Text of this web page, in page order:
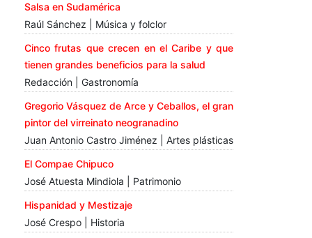
Salsa en Sudamérica
Raúl Sánchez | Música y folclor
Cinco frutas que crecen en el Caribe y que
tienen grandes beneficios para la salud
Redacción | Gastronomía
Gregorio Vásquez de Arce y Ceballos, el gran
pintor del virreinato neogranadino
Juan Antonio Castro Jiménez | Artes plásticas
El Compae Chipuco
José Atuesta Mindiola | Patrimonio
Hispanidad y Mestizaje
José Crespo | Historia